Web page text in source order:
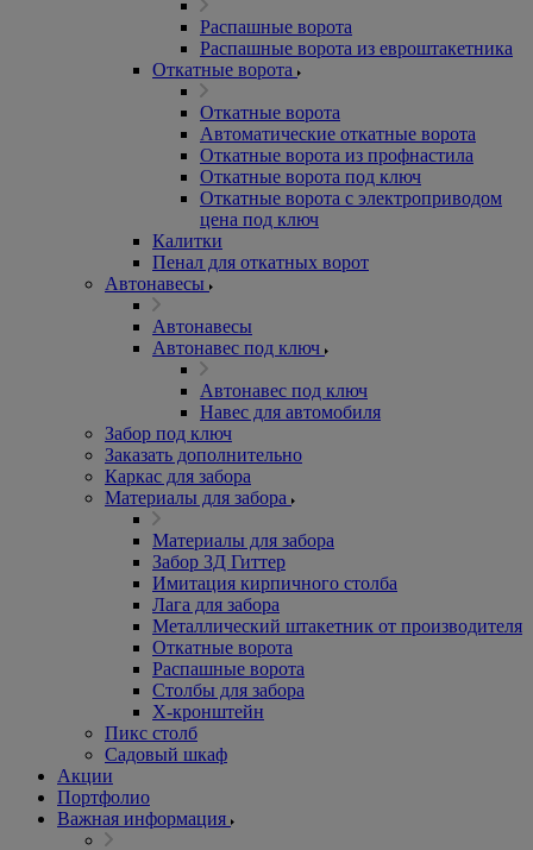
Распашные ворота
Распашные ворота из евроштакетника
Откатные ворота
Откатные ворота
Автоматические откатные ворота
Откатные ворота из профнастила
Откатные ворота под ключ
Откатные ворота с электроприводом
цена под ключ
Калитки
Пенал для откатных ворот
Автонавесы
Автонавесы
Автонавес под ключ
Автонавес под ключ
Навес для автомобиля
Забор под ключ
Заказать дополнительно
Каркас для забора
Материалы для забора
Материалы для забора
Забор 3Д Гиттер
Имитация кирпичного столба
Лага для забора
Металлический штакетник от производителя
Откатные ворота
Распашные ворота
Столбы для забора
Х-кронштейн
Пикс столб
Садовый шкаф
Акции
Портфолио
Важная информация